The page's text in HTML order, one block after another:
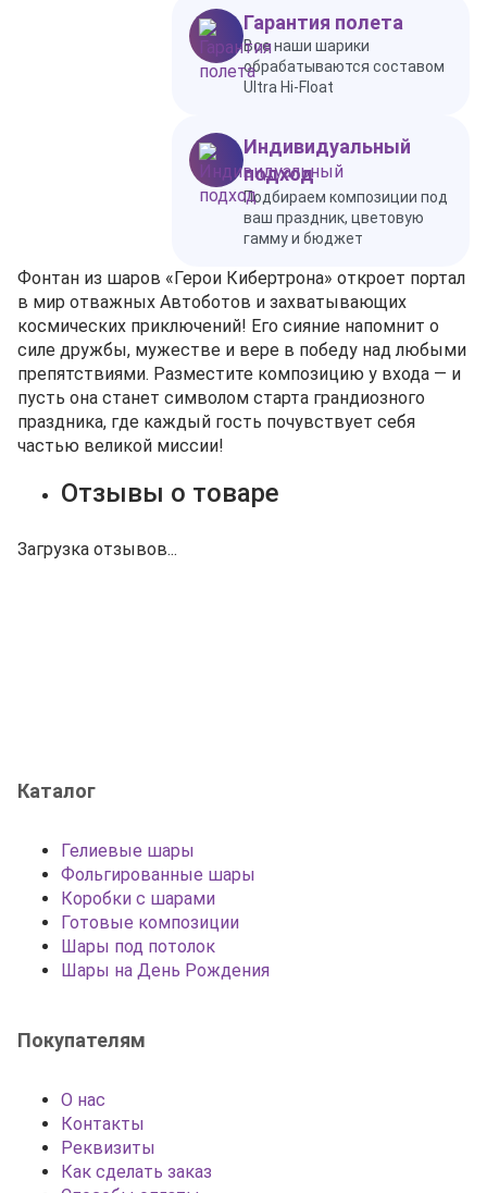
Гарантия полета
Все наши шарики
обрабатываются составом
Ultra Hi-Float
Индивидуальный
подход
Подбираем композиции под
ваш праздник, цветовую
гамму и бюджет
Фонтан из шаров «Герои Кибертрона» откроет портал
в мир отважных Автоботов и захватывающих
космических приключений! Его сияние напомнит о
силе дружбы, мужестве и вере в победу над любыми
препятствиями. Разместите композицию у входа — и
пусть она станет символом старта грандиозного
праздника, где каждый гость почувствует себя
частью великой миссии!
Отзывы о товаре
Загрузка отзывов...
Каталог
Гелиевые шары
Фольгированные шары
Коробки с шарами
Готовые композиции
Шары под потолок
Шары на День Рождения
Покупателям
О нас
Контакты
Реквизиты
Как сделать заказ